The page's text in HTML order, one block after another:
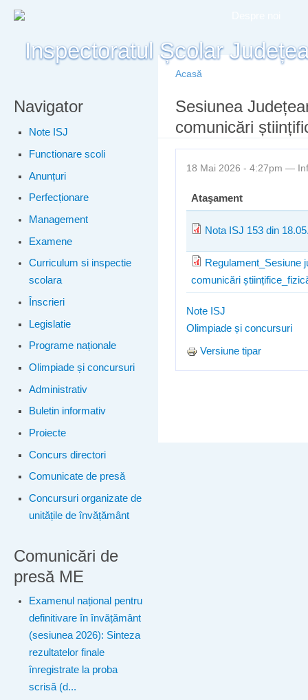
Meniu principal
Navigator
Note ISJ
Functionare scoli
Anunțuri
Perfecționare
Management
Examene
Curriculum si inspectie
scolara
Înscrieri
Legislatie
Programe naționale
Olimpiade și concursuri
Administrativ
Buletin informativ
Proiecte
Concurs directori
Comunicate de presă
Concursuri organizate de
unitățile de învățământ
Comunicări de
presă ME
Examenul național pentru
definitivare în învățământ
(sesiunea 2026): Sinteza
rezultatelor finale
înregistrate la proba
scrisă (d...
Eşti aici
Acasă
Sesiunea
comunicări
18 Mai 2026 - 4:27pm —
Ataşament
Nota ISJ 153 din
Regulament_Sesiune
comunicări
Note ISJ
Olimpiade și concursuri
Versiune tipar